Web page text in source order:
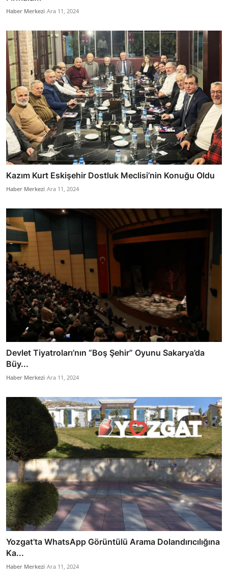
Haber Merkezi Ara 11, 2024
Kazım Kurt Eskişehir Dostluk Meclisi’nin Konuğu Oldu
Haber Merkezi Ara 11, 2024
Devlet Tiyatroları’nın “Boş Şehir” Oyunu Sakarya’da
Büy...
Haber Merkezi Ara 11, 2024
Yozgat’ta WhatsApp Görüntülü Arama Dolandırıcılığına
Ka...
Haber Merkezi Ara 11, 2024